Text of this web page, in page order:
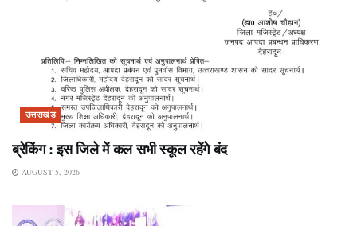
उत्तराखंड
ब्रेकिंग : इस जिले में कल सभी स्कूल रहेंगे बंद
AUGUST 5, 2026